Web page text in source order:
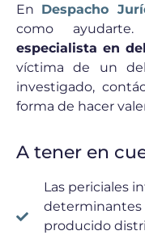
En Despacho
como
especialista en
víctima de un
investigado,
forma de hacer
A tener en
Las periciales
determinantes
producido